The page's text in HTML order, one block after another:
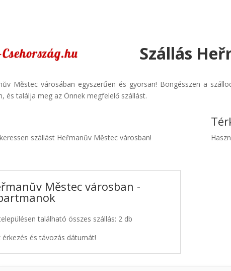
Szállás
Městec városában egyszerűen és gyorsan! Böngésszen a
és találja meg az Önnek megfelelő szállást.
szállást Heřmanŭv Městec városban!
Městec városban -
található összes szállás: 2 db
és távozás dátumát!